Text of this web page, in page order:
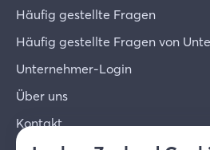
Häufig gestellte Fragen
Häufig gestellte Fragen von
Unternehmer-Login
Über uns
Kontakt